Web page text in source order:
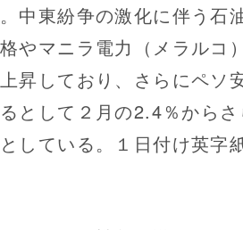
中東紛争の激化に伴う石
やマニラ電力（メラルコ
昇しており、さらにペソ
として２月の2.4％からさ
している。１日付け英字